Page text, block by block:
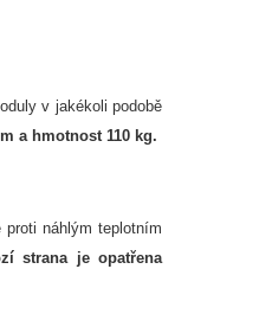
v jakékoli podobě
a hmotnost 110 kg.
náhlým teplotním
strana je opatřena